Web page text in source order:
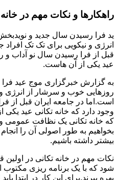
راهکارها و نکات مهم در
ید فرا رسیدن سال جدید و
انرژی و نیکویی برای تک تک
قبل از فرا رسیدن سال نو آداب و
عید یکی از آن هاست.
به گزارش خبرگزاری موج عید
روزهایی خوب و سرشار از انرژی
است.اما در جامعه ایران قبل از
وجود دارد که خانه تکانی عید
که خانه تکانی یک نظافت عمومی
بخواهیم به طور اصولی آن را
بیشتر داشته باشیم.
نکات مهم در خانه تکانی در اولین
شود که با یک برنامه ریزی مکتوب
بهره ببرند.برای این کار در ابتدا